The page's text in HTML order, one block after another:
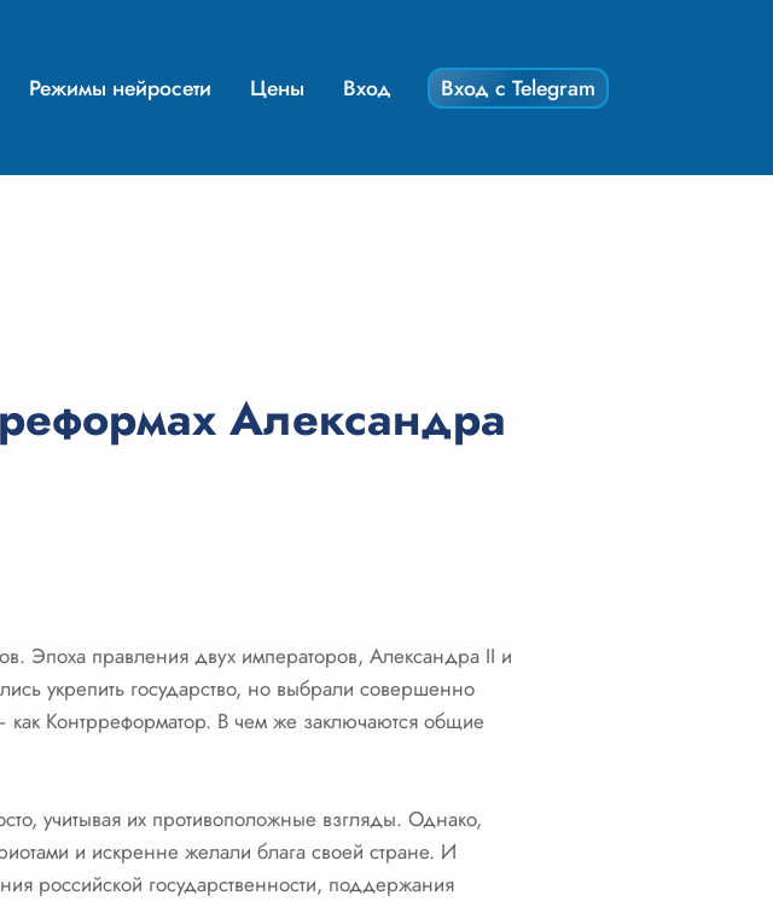
Режимы нейросети Цены Вход Вход с Telegram
Александра
Эпоха правления двух императоров, Александра II и
укрепить государство, но выбрали совершенно
Контрреформатор. В чем же заключаются общие
учитывая их противоположные взгляды. Однако,
и искренне желали блага своей стране. И
российской государственности, поддержания